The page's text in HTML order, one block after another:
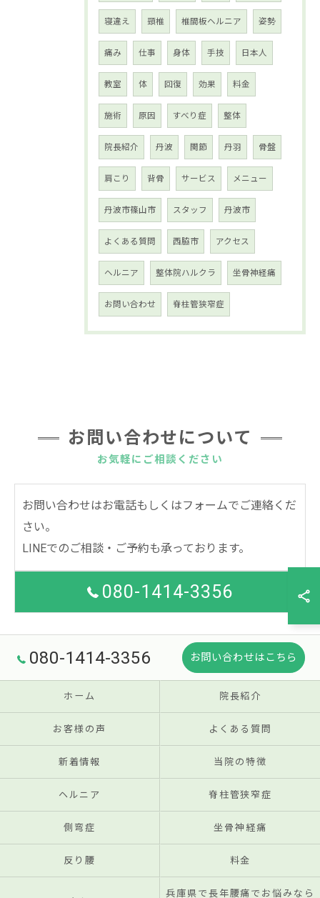
寝違え 頸椎 椎間板ヘルニア 姿勢
痛み 仕事 身体 手技 日本人
教室 体 回復 効果 料金
施術 原因 すべり症 整体
院長紹介 丹波 関節 丹羽 骨盤
肩こり 背骨 サービス メニュー
丹波市篠山市 スタッフ 丹波市
よくある質問 西脇市 アクセス
ヘルニア 整体院ハルクラ 坐骨神経痛
お問い合わせ 脊柱管狭窄症
お気軽にご相談ください
お問い合わせについて
お問い合わせはお電話もしくはフォームでご連絡くだ
さい。
LINEでのご相談・ご予約も承っております。
080-1414-3356
080-1414-3356 お問い合わせはこちら
ホーム 院長紹介
お客様の声 よくある質問
新着情報 当院の特徴
ヘルニア 脊柱管狭窄症
側弯症 坐骨神経痛
反り腰 料金
兵庫県で長年腰痛でお悩みなら